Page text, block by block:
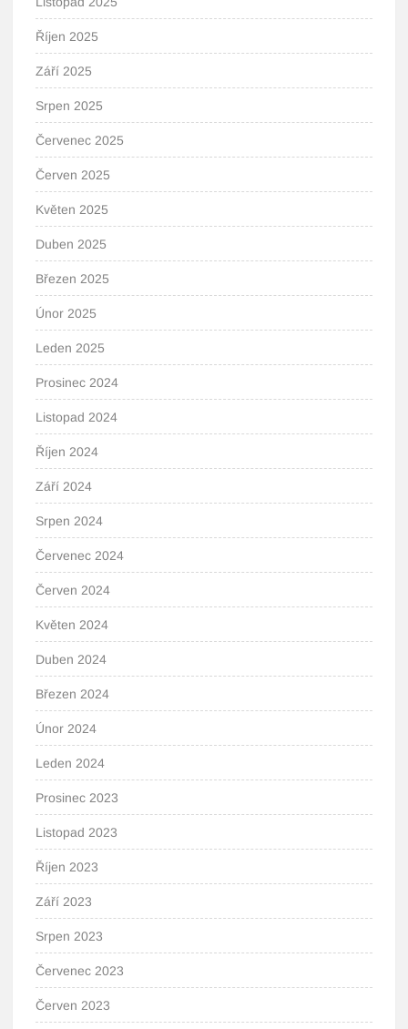
Říjen 2025
Září 2025
Srpen 2025
Červenec 2025
Červen 2025
Květen 2025
Duben 2025
Březen 2025
Únor 2025
Leden 2025
Prosinec 2024
Listopad 2024
Říjen 2024
Září 2024
Srpen 2024
Červenec 2024
Červen 2024
Květen 2024
Duben 2024
Březen 2024
Únor 2024
Leden 2024
Prosinec 2023
Listopad 2023
Říjen 2023
Září 2023
Srpen 2023
Červenec 2023
Červen 2023